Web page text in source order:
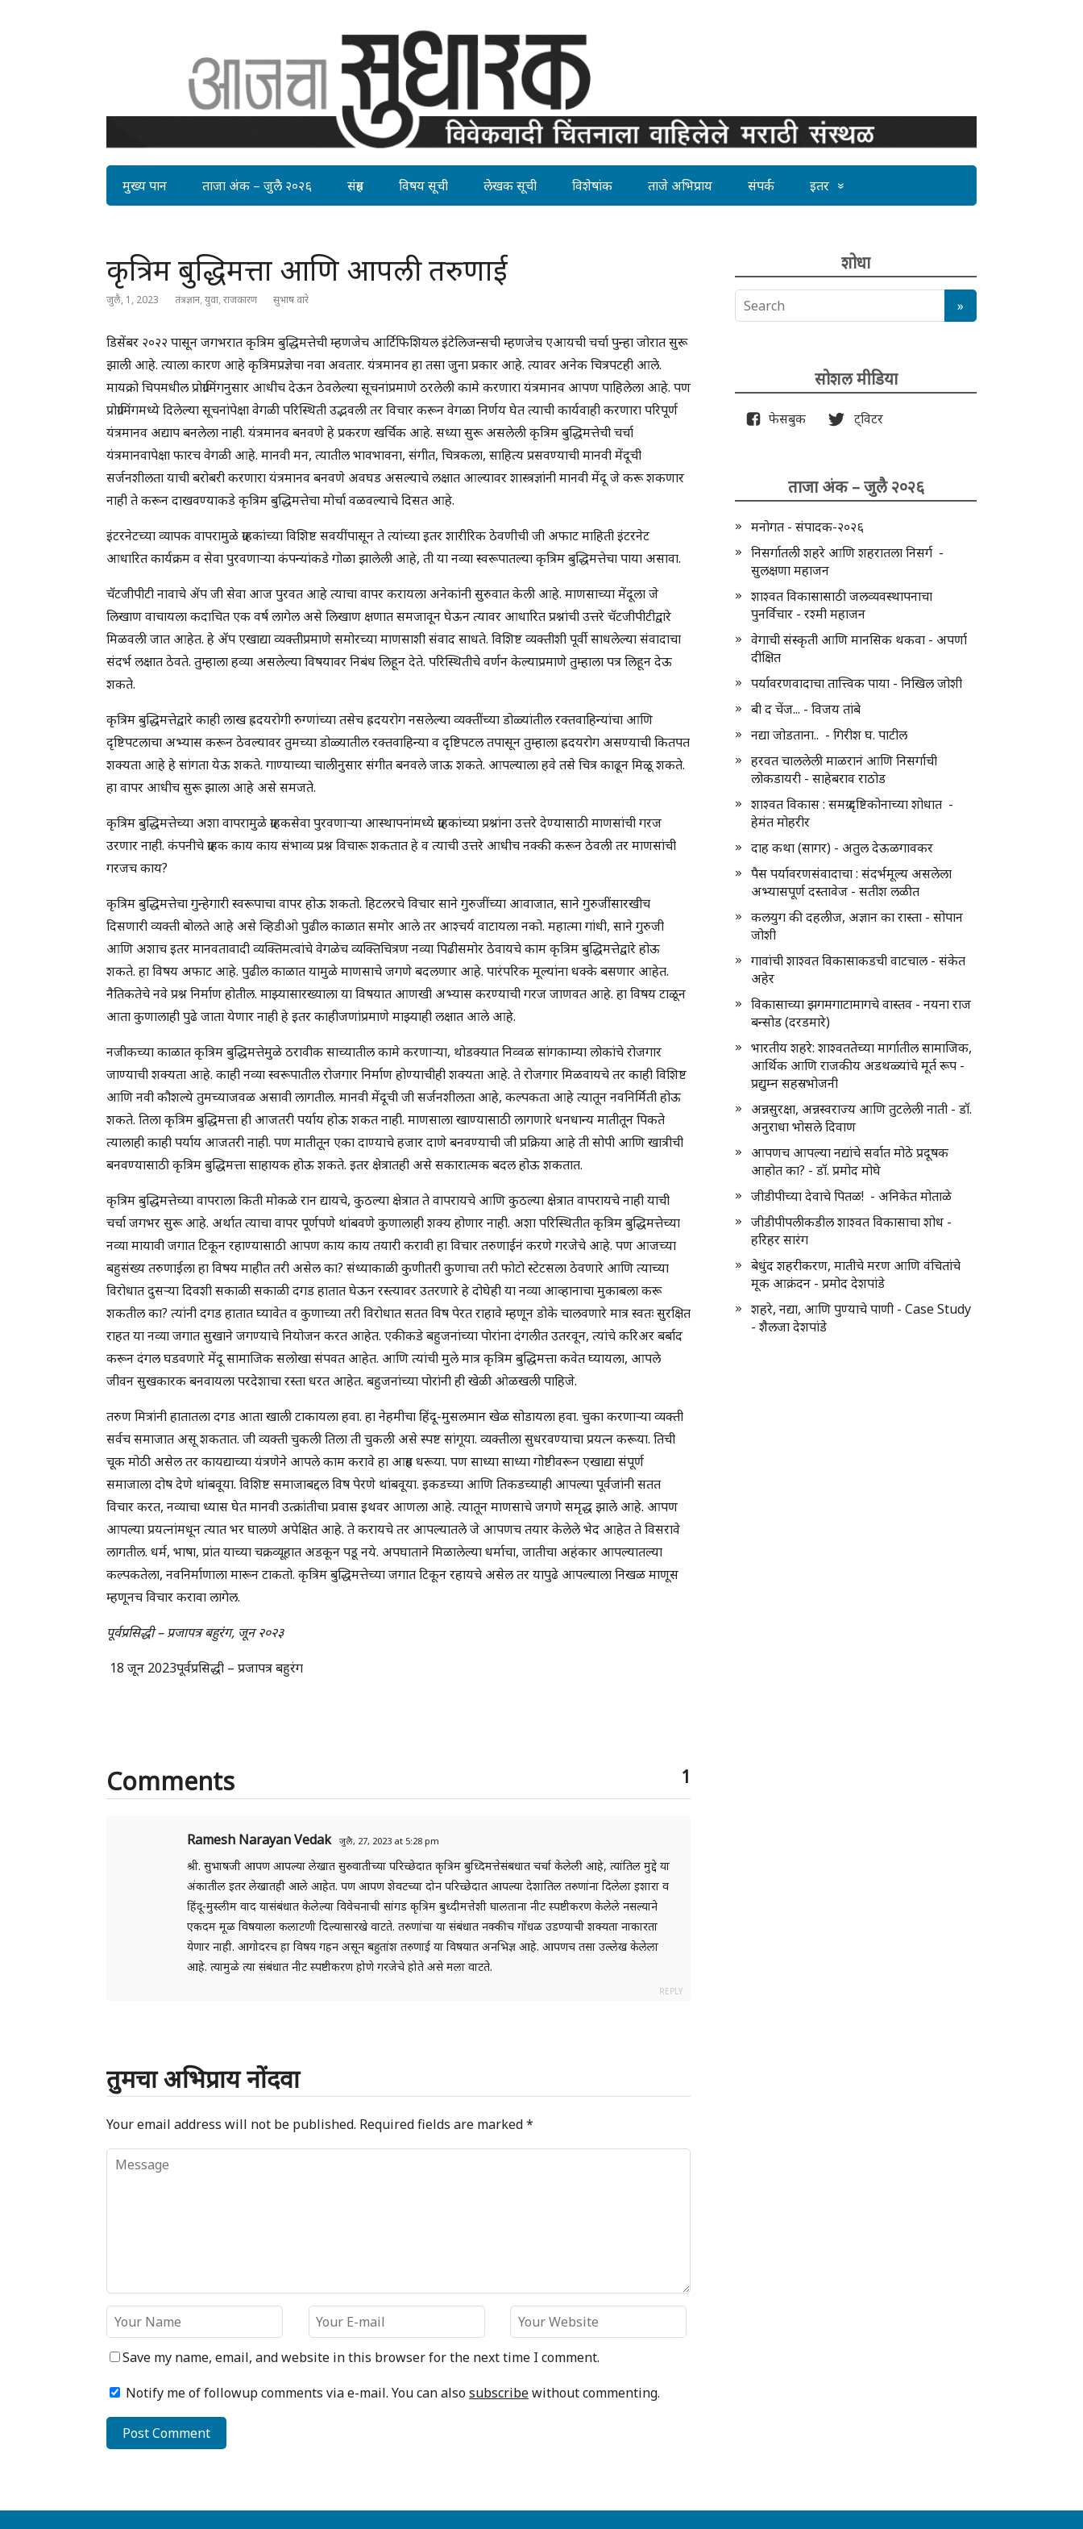
मुख्य पान ताजा अंक – जुलै २०२६ संग्रह विषय सूची लेखक सूची विशेषांक ताजे अभिप्राय संपर्क इतर
कृत्रिम बुद्धिमत्ता आणि आपली तरुणाई
जुलै, 1, 2023 तंत्रज्ञान, युवा, राजकारण सुभाष वारे
डिसेंबर २०२२ पासून जगभरात कृत्रिम बुद्धिमत्तेची म्हणजेच आर्टिफिशियल इंटेलिजन्सची म्हणजेच एआयची चर्चा पुन्हा जोरात सुरू
झाली आहे. त्याला कारण आहे कृत्रिमप्रज्ञेचा नवा अवतार. यंत्रमानव हा तसा जुना प्रकार आहे. त्यावर अनेक चित्रपटही आले.
मायक्रो चिपमधील प्रोग्रामिंगनुसार आधीच देऊन ठेवलेल्या सूचनांप्रमाणे ठरलेली कामे करणारा यंत्रमानव आपण पाहिलेला आहे. पण
प्रोग्रामिंगमध्ये दिलेल्या सूचनांपेक्षा वेगळी परिस्थिती उद्भवली तर विचार करून वेगळा निर्णय घेत त्याची कार्यवाही करणारा परिपूर्ण
यंत्रमानव अद्याप बनलेला नाही. यंत्रमानव बनवणे हे प्रकरण खर्चिक आहे. सध्या सुरू असलेली कृत्रिम बुद्धिमत्तेची चर्चा
यंत्रमानवापेक्षा फारच वेगळी आहे. मानवी मन, त्यातील भावभावना, संगीत, चित्रकला, साहित्य प्रसवण्याची मानवी मेंदूची
सर्जनशीलता याची बरोबरी करणारा यंत्रमानव बनवणे अवघड असल्याचे लक्षात आल्यावर शास्त्रज्ञांनी मानवी मेंदू जे करू शकणार
नाही ते करून दाखवण्याकडे कृत्रिम बुद्धिमत्तेचा मोर्चा वळवल्याचे दिसत आहे.
इंटरनेटच्या व्यापक वापरामुळे ग्राहकांच्या विशिष्ट सवयींपासून ते त्यांच्या इतर शारीरिक ठेवणीची जी अफाट माहिती इंटरनेट
आधारित कार्यक्रम व सेवा पुरवणाऱ्या कंपन्यांकडे गोळा झालेली आहे, ती या नव्या स्वरूपातल्या कृत्रिम बुद्धिमत्तेचा पाया असावा.
चॅटजीपीटी नावाचे ॲप जी सेवा आज पुरवत आहे त्याचा वापर करायला अनेकांनी सुरुवात केली आहे. माणसाच्या मेंदूला जे
लिखाण वाचायला कदाचित एक वर्ष लागेल असे लिखाण क्षणात समजावून घेऊन त्यावर आधारित प्रश्नांची उत्तरे चॅटजीपीटीद्वारे
मिळवली जात आहेत. हे ॲप एखाद्या व्यक्तीप्रमाणे समोरच्या माणसाशी संवाद साधते. विशिष्ट व्यक्तीशी पूर्वी साधलेल्या संवादाचा
संदर्भ लक्षात ठेवते. तुम्हाला हव्या असलेल्या विषयावर निबंध लिहून देते. परिस्थितीचे वर्णन केल्याप्रमाणे तुम्हाला पत्र लिहून देऊ
शकते.
कृत्रिम बुद्धिमत्तेद्वारे काही लाख ह्रदयरोगी रुग्णांच्या तसेच ह्रदयरोग नसलेल्या व्यक्तींच्या डोळ्यांतील रक्तवाहिन्यांचा आणि
दृष्टिपटलाचा अभ्यास करून ठेवल्यावर तुमच्या डोळ्यातील रक्तवाहिन्या व दृष्टिपटल तपासून तुम्हाला ह्रदयरोग असण्याची कितपत
शक्यता आहे हे सांगता येऊ शकते. गाण्याच्या चालीनुसार संगीत बनवले जाऊ शकते. आपल्याला हवे तसे चित्र काढून मिळू शकते.
हा वापर आधीच सुरू झाला आहे असे समजते.
कृत्रिम बुद्धिमत्तेच्या अशा वापरामुळे ग्राहकसेवा पुरवणाऱ्या आस्थापनांमध्ये ग्राहकांच्या प्रश्नांना उत्तरे देण्यासाठी माणसांची गरज
उरणार नाही. कंपनीचे ग्राहक काय काय संभाव्य प्रश्न विचारू शकतात हे व त्याची उत्तरे आधीच नक्की करून ठेवली तर माणसांची
गरजच काय?
कृत्रिम बुद्धिमत्तेचा गुन्हेगारी स्वरूपाचा वापर होऊ शकतो. हिटलरचे विचार साने गुरुजींच्या आवाजात, साने गुरुजींसारखीच
दिसणारी व्यक्ती बोलते आहे असे व्हिडीओ पुढील काळात समोर आले तर आश्चर्य वाटायला नको. महात्मा गांधी, साने गुरुजी
आणि अशाच इतर मानवतावादी व्यक्तिमत्वांचे वेगळेच व्यक्तिचित्रण नव्या पिढीसमोर ठेवायचे काम कृत्रिम बुद्धिमत्तेद्वारे होऊ
शकते. हा विषय अफाट आहे. पुढील काळात यामुळे माणसाचे जगणे बदलणार आहे. पारंपरिक मूल्यांना धक्के बसणार आहेत.
नैतिकतेचे नवे प्रश्न निर्माण होतील. माझ्यासारख्याला या विषयात आणखी अभ्यास करण्याची गरज जाणवत आहे. हा विषय टाळून
आता कुणालाही पुढे जाता येणार नाही हे इतर काहीजणांप्रमाणे माझ्याही लक्षात आले आहे.
नजीकच्या काळात कृत्रिम बुद्धिमत्तेमुळे ठरावीक साच्यातील कामे करणाऱ्या, थोडक्यात निव्वळ सांगकाम्या लोकांचे रोजगार
जाण्याची शक्यता आहे. काही नव्या स्वरूपातील रोजगार निर्माण होण्याचीही शक्यता आहे. ते रोजगार मिळवायचे तर काही विशिष्ट
आणि नवी कौशल्ये तुमच्याजवळ असावी लागतील. मानवी मेंदूची जी सर्जनशीलता आहे, कल्पकता आहे त्यातून नवनिर्मिती होऊ
शकते. तिला कृत्रिम बुद्धिमत्ता ही आजतरी पर्याय होऊ शकत नाही. माणसाला खाण्यासाठी लागणारे धनधान्य मातीतून पिकते
त्यालाही काही पर्याय आजतरी नाही. पण मातीतून एका दाण्याचे हजार दाणे बनवण्याची जी प्रक्रिया आहे ती सोपी आणि खात्रीची
बनवण्यासाठी कृत्रिम बुद्धिमत्ता साहायक होऊ शकते. इतर क्षेत्रातही असे सकारात्मक बदल होऊ शकतात.
कृत्रिम बुद्धिमत्तेच्या वापराला किती मोकळे रान द्यायचे, कुठल्या क्षेत्रात ते वापरायचे आणि कुठल्या क्षेत्रात वापरायचे नाही याची
चर्चा जगभर सुरू आहे. अर्थात त्याचा वापर पूर्णपणे थांबवणे कुणालाही शक्य होणार नाही. अशा परिस्थितीत कृत्रिम बुद्धिमत्तेच्या
नव्या मायावी जगात टिकून रहाण्यासाठी आपण काय काय तयारी करावी हा विचार तरुणाईनं करणे गरजेचे आहे. पण आजच्या
बहुसंख्य तरुणाईला हा विषय माहीत तरी असेल का? संध्याकाळी कुणीतरी कुणाचा तरी फोटो स्टेटसला ठेवणारे आणि त्याच्या
विरोधात दुसऱ्या दिवशी सकाळी सकाळी दगड हातात घेऊन रस्त्यावर उतरणारे हे दोघेही या नव्या आव्हानाचा मुकाबला करू
शकतील का? त्यांनी दगड हातात घ्यावेत व कुणाच्या तरी विरोधात सतत विष पेरत राहावे म्हणून डोके चालवणारे मात्र स्वतः सुरक्षित
राहत या नव्या जगात सुखाने जगण्याचे नियोजन करत आहेत. एकीकडे बहुजनांच्या पोरांना दंगलीत उतरवून, त्यांचे करिअर बर्बाद
करून दंगल घडवणारे मेंदू सामाजिक सलोखा संपवत आहेत. आणि त्यांची मुले मात्र कृत्रिम बुद्धिमत्ता कवेत घ्यायला, आपले
जीवन सुखकारक बनवायला परदेशाचा रस्ता धरत आहेत. बहुजनांच्या पोरांनी ही खेळी ओळखली पाहिजे.
तरुण मित्रांनी हातातला दगड आता खाली टाकायला हवा. हा नेहमीचा हिंदू-मुसलमान खेळ सोडायला हवा. चुका करणाऱ्या व्यक्ती
सर्वच समाजात असू शकतात. जी व्यक्ती चुकली तिला ती चुकली असे स्पष्ट सांगूया. व्यक्तीला सुधरवण्याचा प्रयत्न करूया. तिची
चूक मोठी असेल तर कायद्याच्या यंत्रणेने आपले काम करावे हा आग्रह धरूया. पण साध्या साध्या गोष्टीवरून एखाद्या संपूर्ण
समाजाला दोष देणे थांबवूया. विशिष्ट समाजाबद्दल विष पेरणे थांबवूया. इकडच्या आणि तिकडच्याही आपल्या पूर्वजांनी सतत
विचार करत, नव्याचा ध्यास घेत मानवी उत्क्रांतीचा प्रवास इथवर आणला आहे. त्यातून माणसाचे जगणे समृद्ध झाले आहे. आपण
आपल्या प्रयत्नांमधून त्यात भर घालणे अपेक्षित आहे. ते करायचे तर आपल्यातले जे आपणच तयार केलेले भेद आहेत ते विसरावे
लागतील. धर्म, भाषा, प्रांत याच्या चक्रव्यूहात अडकून पडू नये. अपघाताने मिळालेल्या धर्माचा, जातीचा अहंकार आपल्यातल्या
कल्पकतेला, नवनिर्माणाला मारून टाकतो. कृत्रिम बुद्धिमत्तेच्या जगात टिकून रहायचे असेल तर यापुढे आपल्याला निखळ माणूस
म्हणूनच विचार करावा लागेल.
पूर्वप्रसिद्धी – प्रजापत्र बहुरंग, जून २०२३
18 जून 2023पूर्वप्रसिद्धी – प्रजापत्र बहुरंग
Comments 1
Ramesh Narayan Vedak जुलै, 27, 2023 at 5:28 pm
श्री. सुभाषजी आपण आपल्या लेखात सुरुवातीच्या परिच्छेदात कृत्रिम बुध्दिमत्तेसंबधात चर्चा केलेली आहे, त्यांतिल मुद्दे या
अंकातील इतर लेखातही आले आहेत. पण आपण शेवटच्या दोन परिच्छेदात आपल्या देशातिल तरुणांना दिलेला इशारा व
हिंदू-मुस्लीम वाद यासंबंधात केलेल्या विवेचनाची सांगड कृत्रिम बुध्दीमत्तेशी घालताना नीट स्पष्टीकरण केलेले नसल्याने
एकदम मूळ विषयाला कलाटणी दिल्यासारखे वाटते. तरुणांचा या संबंधात नक्कीच गोंधळ उडण्याची शक्यता नाकारता
येणार नाही. आगोदरच हा विषय गहन असून बहुतांश तरुणाई या विषयात अनभिज्ञ आहे. आपणच तसा उल्लेख केलेला
आहे. त्यामुळे त्या संबंधात नीट स्पष्टीकरण होणे गरजेचे होते असे मला वाटते.
REPLY
तुमचा अभिप्राय नोंदवा
Your email address will not be published. Required fields are marked*
Save my name, email, and website in this browser for the next time I comment.
Notify me of followup comments via e-mail. You can alsosubscribewithout commenting.
शोधा
सोशल मीडिया
फेसबुक ट्विटर
ताजा अंक – जुलै २०२६
मनोगत - संपादक-२०२६
निसर्गातली शहरे आणि शहरातला निसर्ग -
सुलक्षणा महाजन
शाश्वत विकासासाठी जलव्यवस्थापनाचा
पुनर्विचार - रश्मी महाजन
वेगाची संस्कृती आणि मानसिक थकवा - अपर्णा
दीक्षित
पर्यावरणवादाचा तात्त्विक पाया - निखिल जोशी
बी द चेंज... - विजय तांबे
नद्या जोडताना.. - गिरीश घ. पाटील
हरवत चाललेली माळरानं आणि निसर्गाची
लोकडायरी - साहेबराव राठोड
शाश्वत विकास : समग्र दृष्टिकोनाच्या शोधात -
हेमंत मोहरीर
दाह कथा (सागर) - अतुल देऊळगावकर
पैस पर्यावरणसंवादाचा : संदर्भमूल्य असलेला
अभ्यासपूर्ण दस्तावेज - सतीश लळीत
कलयुग की दहलीज, अज्ञान का रास्ता - सोपान
जोशी
गावांची शाश्वत विकासाकडची वाटचाल - संकेत
अहेर
विकासाच्या झगमगाटामागचे वास्तव - नयना राज
बन्सोड (दरडमारे)
भारतीय शहरे: शाश्वततेच्या मार्गातील सामाजिक,
आर्थिक आणि राजकीय अडथळ्यांचे मूर्त रूप -
प्रद्युम्न सहस्रभोजनी
अन्नसुरक्षा, अन्नस्वराज्य आणि तुटलेली नाती - डॉ.
अनुराधा भोसले दिवाण
आपणच आपल्या नद्यांचे सर्वात मोठे प्रदूषक
आहोत का? - डॉ. प्रमोद मोघे
जीडीपीच्या देवाचे पितळ! - अनिकेत मोताळे
जीडीपीपलीकडील शाश्वत विकासाचा शोध -
हरिहर सारंग
बेधुंद शहरीकरण, मातीचे मरण आणि वंचितांचे
मूक आक्रंदन - प्रमोद देशपांडे
शहरे, नद्या, आणि पुण्याचे पाणी - Case Study
- शैलजा देशपांडे